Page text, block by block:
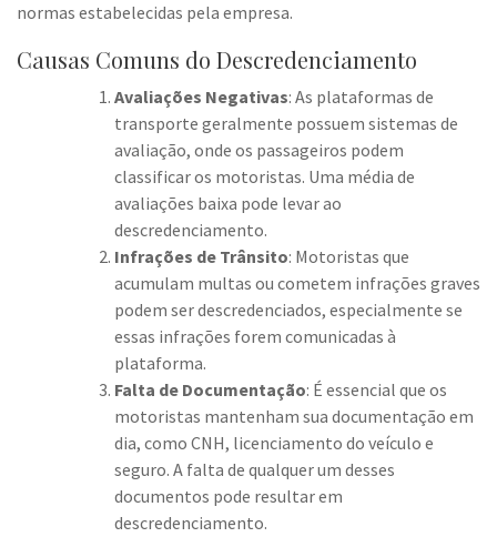
normas estabelecidas pela empresa.
Causas Comuns do Descredenciamento
Avaliações Negativas: As plataformas de
transporte geralmente possuem sistemas de
avaliação, onde os passageiros podem
classificar os motoristas. Uma média de
avaliações baixa pode levar ao
descredenciamento.
Infrações de Trânsito: Motoristas que
acumulam multas ou cometem infrações graves
podem ser descredenciados, especialmente se
essas infrações forem comunicadas à
plataforma.
Falta de Documentação: É essencial que os
motoristas mantenham sua documentação em
dia, como CNH, licenciamento do veículo e
seguro. A falta de qualquer um desses
documentos pode resultar em
descredenciamento.